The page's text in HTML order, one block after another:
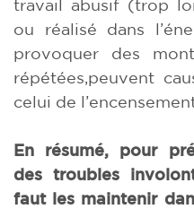
travail abusif (trop
ou réalisé dans
provoquer des
répétées,peuvent
celui de
En résumé, pour
des troubles
faut les maintenir